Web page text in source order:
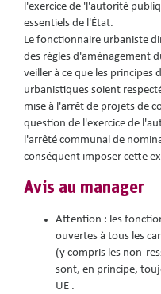
l'exercice de 'l'autorité
essentiels de l'État.
Le fonctionnaire urbaniste
des règles d'aménagement
veiller à ce que les principes
urbanistiques soient
mise à l'arrêt de projets de
question de l'exercice de
l'arrêté communal de
conséquent imposer cette
Avis au manager
Attention : les
ouvertes à tous les
(y compris les non-
sont, en principe,
UE .